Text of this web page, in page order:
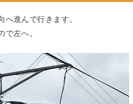
へ進んで行きます。
で左へ。